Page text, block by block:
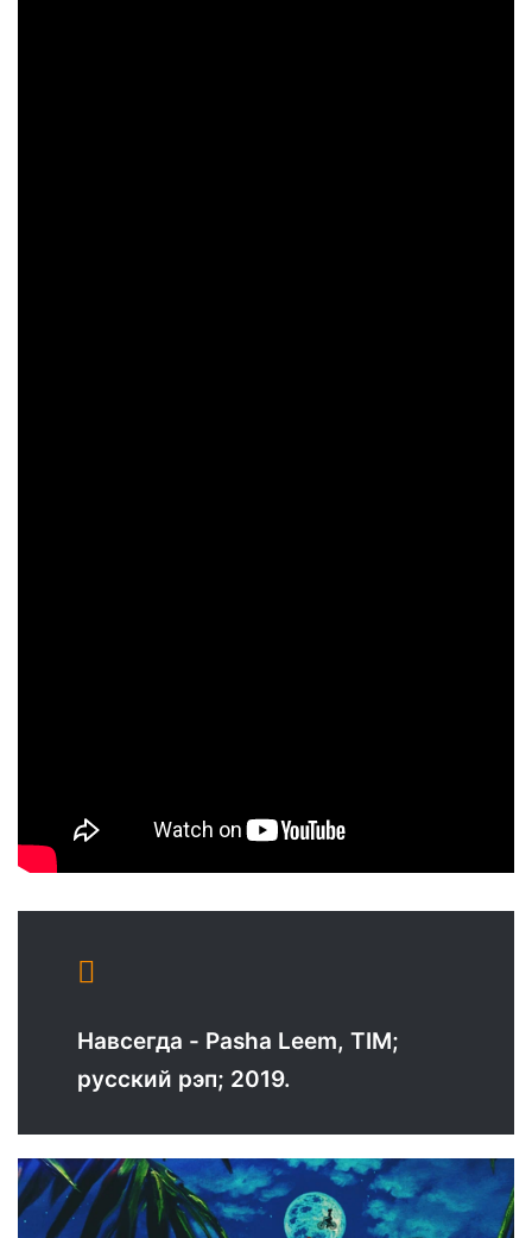
Навсегда - Pasha Leem, TIM;
русский рэп; 2019.